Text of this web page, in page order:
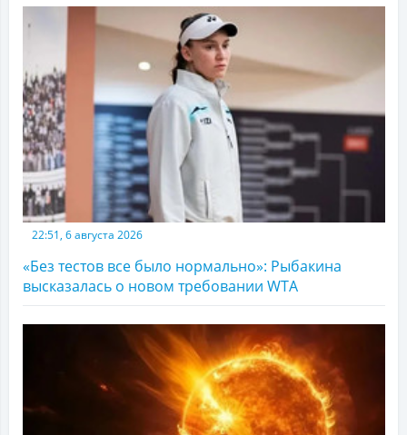
22:51, 6 августа 2026
«Без тестов все было нормально»: Рыбакина
высказалась о новом требовании WTA